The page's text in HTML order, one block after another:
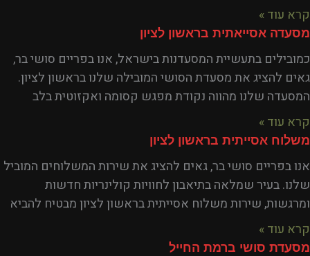
קרא עוד »
מסעדה אסייאתית בראשון לציון
כמובילים בתעשיית המסעדנות בישראל, אנו בפריים סושי בר,
גאים להציג את מסעדת הסושי המובילה שלנו בראשון לציון.
המסעדה שלנו מהווה נקודת מפגש קסומה ואקזוטית בלב
קרא עוד »
משלוח אסייתית בראשון לציון
אנו בפריים סושי בר, גאים להציג את שירות המשלוחים המוביל
שלנו. בעיר שמלאה בתיאבון לחוויות קולינריות חדשות
ומרגשות, שירות משלוח אסייתית בראשון לציון מבטיח להביא
קרא עוד »
מסעדת סושי ברמת החייל